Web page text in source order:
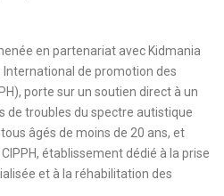
en partenariat avec Kidmania
de promotion des
porte sur un soutien direct à un
de troubles du spectre autistique
âgés de moins de 20 ans, et
établissement dédié à la prise
et à la réhabilitation des